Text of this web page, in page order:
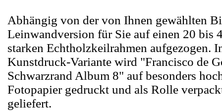
Abhängig von der von Ihnen gewählten
Leinwandversion für Sie auf einen 20 bis
starken Echtholzkeilrahmen aufgezogen.
Kunstdruck-Variante wird "Francisco de
Schwarzrand Album 8" auf besonders
Fotopapier gedruckt und als Rolle
geliefert.